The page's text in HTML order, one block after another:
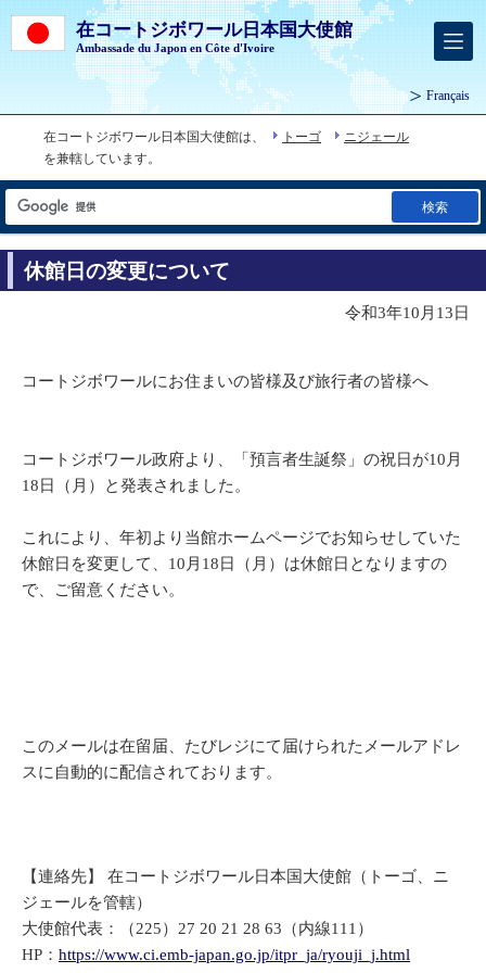
在コートジボワール日本国大使館
Ambassade du Japon en Côte d'Ivoire
Français
在コートジボワール日本国大使館は、 トーゴ
ニジェール
を兼轄しています。
検索
休館日の変更について
令和3年10月13日
コートジボワールにお住まいの皆様及び旅行者の皆様へ
コートジボワール政府より、「預言者生誕祭」の祝日が10月
18日（月）と発表されました。
これにより、年初より当館ホームページでお知らせしていた
休館日を変更して、10月18日（月）は休館日となりますの
で、ご留意ください。
このメールは在留届、たびレジにて届けられたメールアドレ
スに自動的に配信されております。
【連絡先】 在コートジボワール日本国大使館（トーゴ、ニ
ジェールを管轄）
大使館代表：（225）27 20 21 28 63（内線111）
HP： https://www.ci.emb-japan.go.jp/itpr_ja/ryouji_j.html